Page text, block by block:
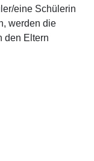
eine Schülerin
werden die
den Eltern